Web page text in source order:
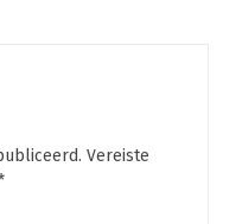
Vereiste